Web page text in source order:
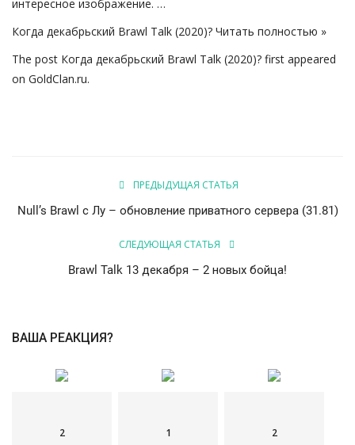
интересное изображение. …
Когда декабрьский Brawl Talk (2020)? Читать полностью »
The post Когда декабрьский Brawl Talk (2020)? first appeared
on GoldClan.ru.
ПРЕДЫДУЩАЯ СТАТЬЯ
Null’s Brawl с Лу – обновление приватного сервера (31.81)
СЛЕДУЮЩАЯ СТАТЬЯ
Brawl Talk 13 декабря – 2 новых бойца!
ВАША РЕАКЦИЯ?
2 1 2